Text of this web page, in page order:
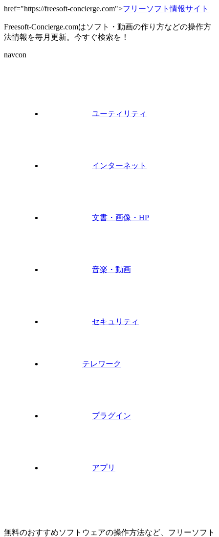
href="https://freesoft-concierge.com">フリーソフト情報サイト
Freesoft-Concierge.comはソフト・動画の作り方などの操作方
法情報を毎月更新。今すぐ検索を！
navcon
ユーティリティ
インターネット
文書・画像・HP
音楽・動画
セキュリティ
テレワーク
プラグイン
アプリ
無料のおすすめソフトウェアの操作方法など、フリーソフト